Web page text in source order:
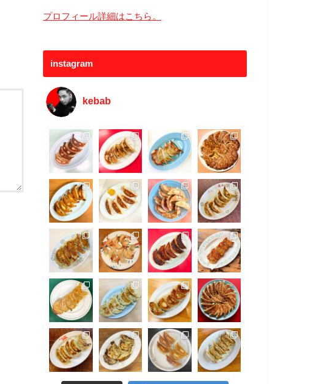
プロフィール詳細はこちら。
instagram
kebab